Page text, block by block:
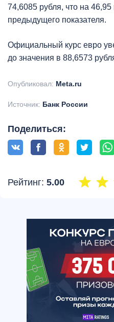
74,6085 рубля, что на
предыдущего показателя.
Официальный курс евро
до значения в 88,6573
Опубликовал: Meta.ru
Источник: Банк России
Поделиться:
Рейтинг: 5.00